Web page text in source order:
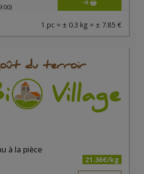
1 pc = ± 0.3 kg = ± 7.85 €
à la pièce
21.36€/kg